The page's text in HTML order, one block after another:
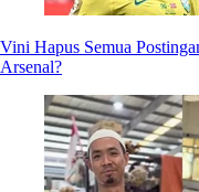
Vini Hapus Semua
Arsenal?